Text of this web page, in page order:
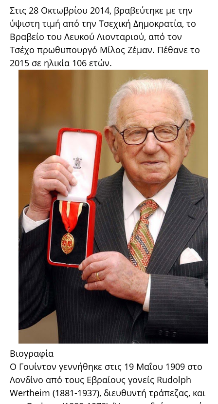
Στις 28 Οκτωβρίου 2014, βραβεύτηκε με την
ύψιστη τιμή από την Τσεχική Δημοκρατία, το
Βραβείο του Λευκού Λιονταριού, από τον
Τσέχο πρωθυπουργό Μίλος Ζέμαν. Πέθανε το
2015 σε ηλικία 106 ετών.
Βιογραφία
Ο Γουίντον γεννήθηκε στις 19 Μαΐου 1909 στο
Λονδίνο από τους Εβραίους γονείς Rudolph
Wertheim (1881-1937), διευθυντή τράπεζας, και